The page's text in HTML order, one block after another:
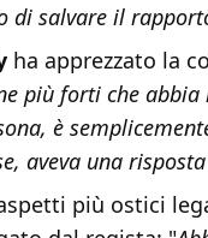
di salvare il
ha apprezzato la
più forti che
è
aveva una
più ostici